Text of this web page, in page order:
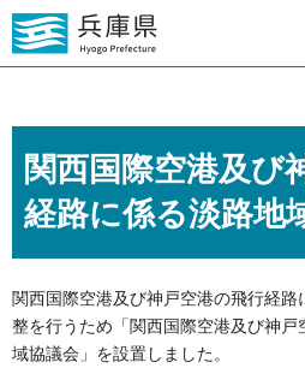
関西国際空港及び
経路に係る淡路地
関西国際空港及び神戸空港の飛行経
整を行うため「関西国際空港及び神
域協議会」を設置しました。